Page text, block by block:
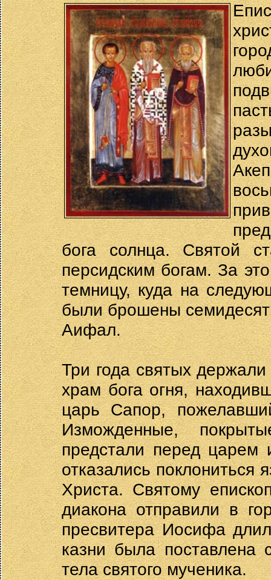
бога солнца. Святой
персидским богам. За
темницу, куда на
были брошены
Аифал.
Три года святых
храм бога огня,
царь Сапор,
Изможденные,
предстали перед царем
отказались поклониться
Христа. Святому
диакона отправили в
пресвитера Иосифа
казни была поставлена
тела святого мученика.